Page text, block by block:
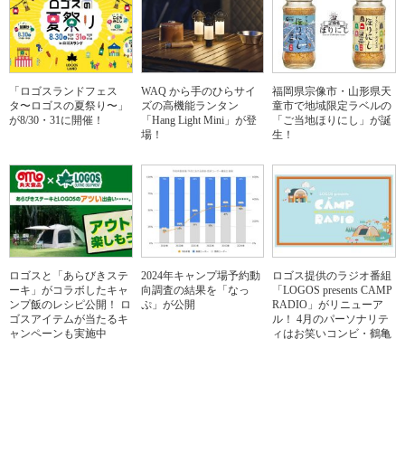
「ロゴスランドフェス
タ〜ロゴスの夏祭り〜」
が8/30・31に開催！
WAQ から手のひらサイ
ズの高機能ランタン
「Hang Light Mini」が登
場！
福岡県宗像市・山形県天
童市で地域限定ラベルの
「ご当地ほりにし」が誕
生！
ロゴスと「あらびきステ
ーキ」がコラボしたキャ
ンプ飯のレシピ公開！ ロ
ゴスアイテムが当たるキ
ャンペーンも実施中
2024年キャンプ場予約動
向調査の結果を「なっ
ぷ」が公開
ロゴス提供のラジオ番組
「LOGOS presents CAMP
RADIO」がリニューア
ル！ 4月のパーソナリテ
ィはお笑いコンビ・鶴亀